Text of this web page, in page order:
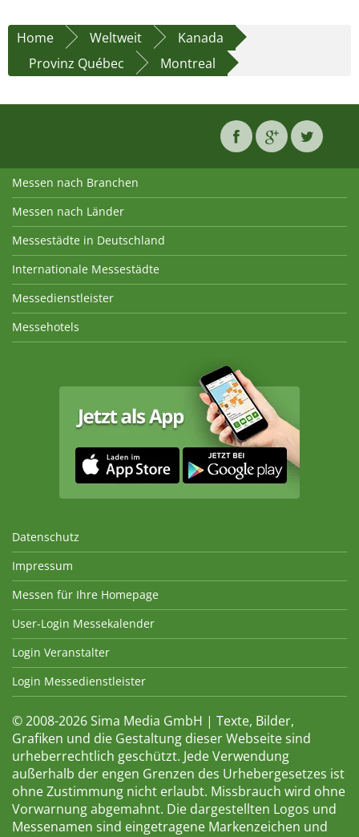
Home Weltweit
Kanada
Provinz Québec
Montreal
Messen nach Branchen
Messen nach Länder
Messestädte in Deutschland
Internationale Messestädte
Messedienstleister
Messehotels
Datenschutz
Impressum
Messen für Ihre Homepage
User-Login Messekalender
Login Veranstalter
Login Messedienstleister
© 2008-2026 Sima Media GmbH | Texte, Bilder,
Grafiken und die Gestaltung dieser Webseite sind
urheberrechtlich geschützt. Jede Verwendung
außerhalb der engen Grenzen des Urhebergesetzes ist
ohne Zustimmung nicht erlaubt. Missbrauch wird ohne
Vorwarnung abgemahnt. Die dargestellten Logos und
Messenamen sind eingetragene Markenzeichen und